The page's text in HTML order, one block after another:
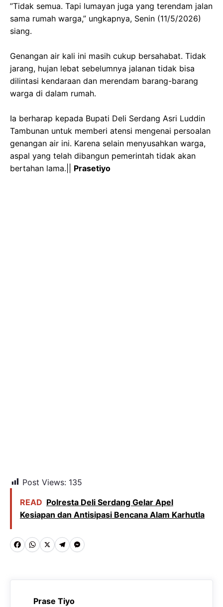
‎”Tidak semua. Tapi lumayan juga yang terendam jalan
sama rumah warga,” ungkapnya, Senin (11/5/2026)
siang.
‎Genangan air kali ini masih cukup bersahabat. Tidak
jarang, hujan lebat sebelumnya jalanan tidak bisa
dilintasi kendaraan dan merendam barang-barang
warga di dalam rumah.
‎Ia berharap kepada Bupati Deli Serdang Asri Luddin
Tambunan untuk memberi atensi mengenai persoalan
genangan air ini. Karena selain menyusahkan warga,
aspal yang telah dibangun pemerintah tidak akan
bertahan lama.|| Prasetiyo
Post Views: 135
READ Polresta Deli Serdang Gelar Apel
Kesiapan dan Antisipasi Bencana Alam Karhutla
F
c
W
a
X T
l
e
M
s
s
Prase Tiyo